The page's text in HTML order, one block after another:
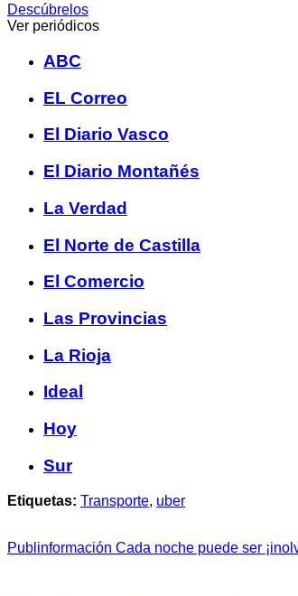
Descúbrelos
Ver periódicos
ABC
EL Correo
El Diario Vasco
El Diario Montañés
La Verdad
El Norte de Castilla
El Comercio
Las Provincias
La Rioja
Ideal
Hoy
Sur
Etiquetas: Transporte, uber
Publinformación Cada noche puede ser